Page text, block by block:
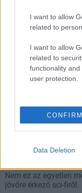
I want to allow
related to
I want to allow
related to
functionality
user protection.
CONFIRM
Data Deletion
Rendhagyó
Nem ez az egyetlen
jövőre érkező sci-firől.